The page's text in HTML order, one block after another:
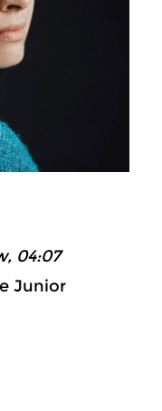
04:07
Junior
1: